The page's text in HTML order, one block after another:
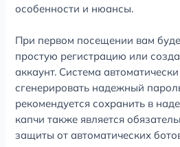
особенности и нюансы.
При первом посещении вам
простую регистрацию или
аккаунт. Система
сгенерировать надежный
рекомендуется сохранить в
капчи также является
защиты от автоматических